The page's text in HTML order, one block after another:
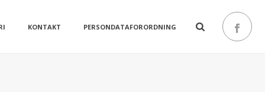
KONTAKT PERSONDATAFORORDNING